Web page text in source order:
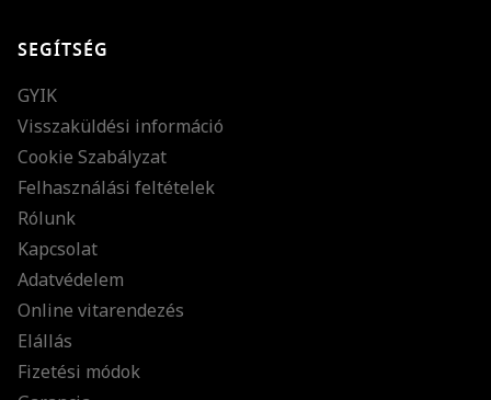
SEGÍTSÉG
GYIK
Visszaküldési információ
Cookie Szabályzat
Felhasználási feltételek
Rólunk
Kapcsolat
Adatvédelem
Online vitarendezés
Elállás
Fizetési módok